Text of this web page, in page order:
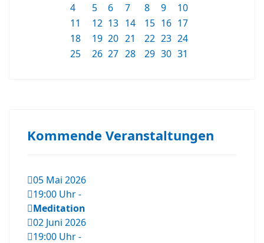
4
5 6 7 8 9
10
11
12 13 14 15 16 17
18
19 20 21 22 23 24
25
26 27 28 29 30 31
Kommende Veranstaltungen
05 Mai 2026
19:00 Uhr-
Meditation
02 Juni 2026
19:00 Uhr-